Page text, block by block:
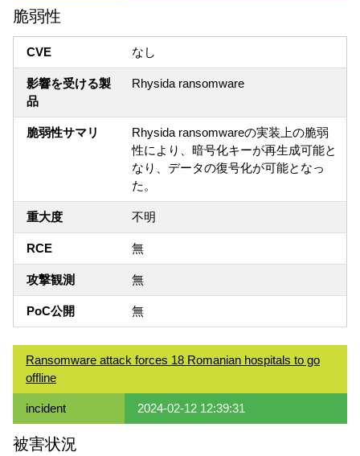
脆弱性
CVE なし
影響を受ける製
品
Rhysida ransomware
脆弱性サマリ
Rhysida ransomwareの実装上の脆弱
性により、暗号化キーが再生成可能と
なり、データの復号化が可能となっ
た。
重大度 不明
RCE 無
攻撃観測 無
PoC公開 無
Ransomware attack forces 18 Romanian hospitals to go
offline
incident 2024-02-12 12:39:31
被害状況